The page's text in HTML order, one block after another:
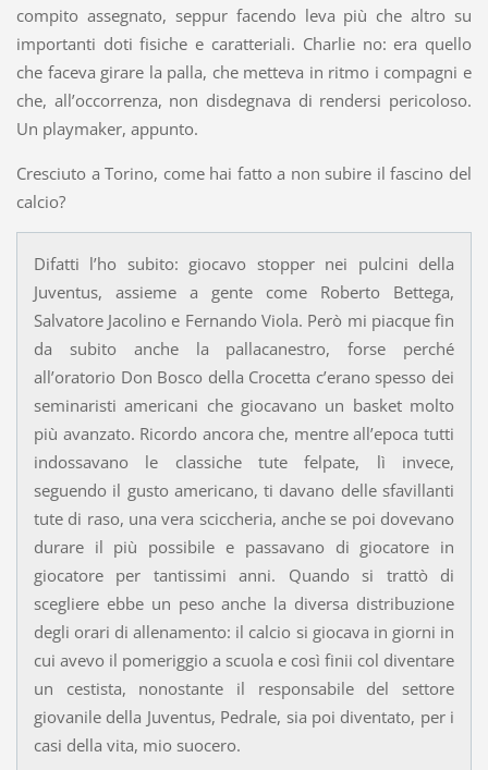
compito assegnato, seppur facendo leva più che altro su
importanti doti fisiche e caratteriali. Charlie no: era quello
che faceva girare la palla, che metteva in ritmo i compagni e
che, all’occorrenza, non disdegnava di rendersi pericoloso.
Un playmaker, appunto.
Cresciuto a Torino, come hai fatto a non subire il fascino del
calcio?
Difatti l’ho subito: giocavo stopper nei pulcini della
Juventus, assieme a gente come Roberto Bettega,
Salvatore Jacolino e Fernando Viola. Però mi piacque fin
da subito anche la pallacanestro, forse perché
all’oratorio Don Bosco della Crocetta c’erano spesso dei
seminaristi americani che giocavano un basket molto
più avanzato. Ricordo ancora che, mentre all’epoca tutti
indossavano le classiche tute felpate, lì invece,
seguendo il gusto americano, ti davano delle sfavillanti
tute di raso, una vera sciccheria, anche se poi dovevano
durare il più possibile e passavano di giocatore in
giocatore per tantissimi anni. Quando si trattò di
scegliere ebbe un peso anche la diversa distribuzione
degli orari di allenamento: il calcio si giocava in giorni in
cui avevo il pomeriggio a scuola e così finii col diventare
un cestista, nonostante il responsabile del settore
giovanile della Juventus, Pedrale, sia poi diventato, per i
casi della vita, mio suocero.